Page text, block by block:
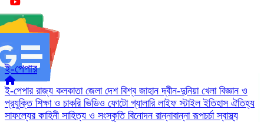
ই-পেপার
ই-পেপার রাজ্য কলকাতা জেলা দেশ বিশ্ব জাহানদ্বীন-দুনিয়া খেলা বিজ্ঞান ও
প্রযুক্তি শিক্ষা ও চাকরি ভিডিও ফোটো গ্যালারি লাইফ স্টাইলইতিহাস ঐতিহ্য
সাফল্যের কাহিনী সাহিত্য ও সংস্কৃতি বিনোদন রান্নাবান্নারূপচর্চাস্বাস্থ্য